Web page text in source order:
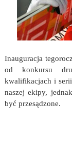
Inauguracja
od konkursu
kwalifikacjach i
naszej ekipy,
być przesądzone.